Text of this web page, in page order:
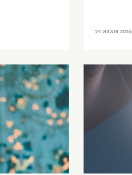
24 ИЮЛЯ 2026